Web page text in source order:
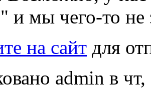
и мы чего-то не
на сайт для
admin в